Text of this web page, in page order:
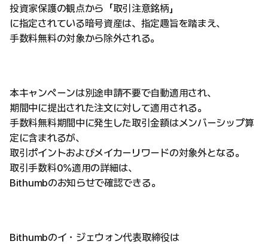
投資家保護の観点から「取引注意銘柄」
に指定されている暗号資産は、指定趣旨を踏まえ、
手数料無料の対象から除外される。
本キャンペーンは別途申請不要で自動適用され、
期間中に提出された注文に対して適用される。
手数料無料期間中に発生した取引金額はメンバーシップ算
定に含まれるが、
取引ポイントおよびメイカーリワードの対象外となる。
取引手数料0%適用の詳細は、
Bithumbのお知らせで確認できる。
Bithumbのイ・ジェウォン代表取締役は